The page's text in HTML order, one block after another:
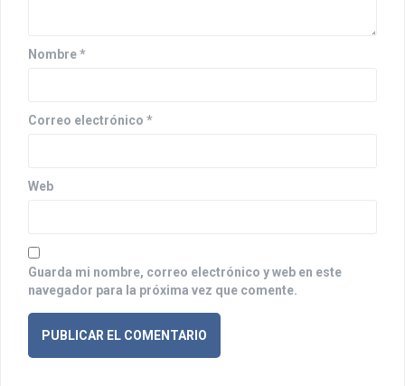
n
r
d
s
Nombre*
Correo electrónico *
Web
Guarda mi nombre, correo electrónico y web en este
navegador para la próxima vez que comente.